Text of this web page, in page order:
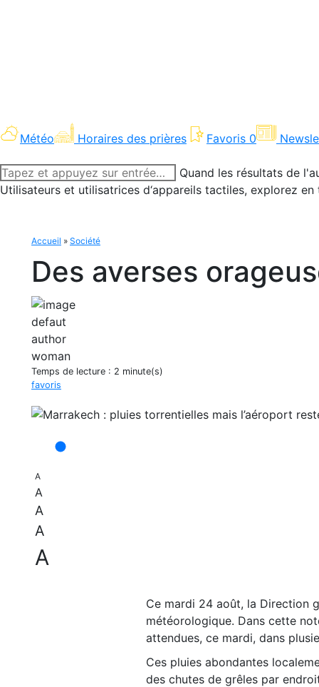
Météo Horaires des prières Favoris 0
Recherche
:
Quand les résultats de
Utilisateurs et utilisatrices d‘appareils tactiles, explorez
Accueil » Société
Des averses
Temps de lecture : 2 minute(s)
favoris
A
A
A
A
A
Ce mardi 24 août, la Direction
météorologique. Dans cette
attendues, ce mardi, dans
Ces pluies abondantes
des chutes de grêles par